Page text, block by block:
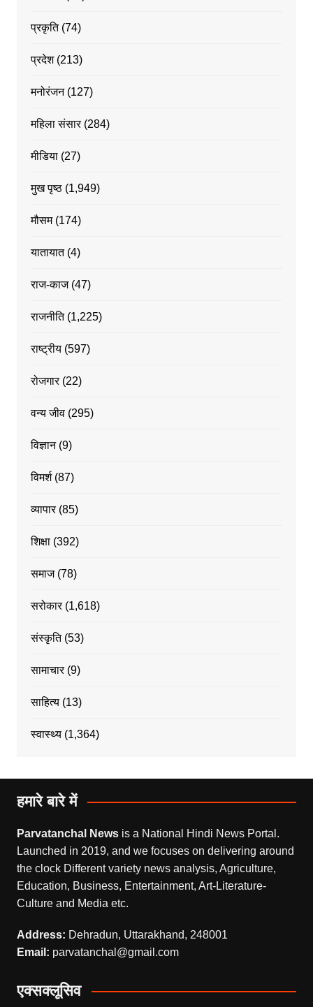
प्रकृति(74)
प्रदेश(213)
मनोरंजन(127)
महिला संसार(284)
मीडिया(27)
मुख पृष्ठ(1,949)
मौसम(174)
यातायात(4)
राज-काज(47)
राजनीति(1,225)
राष्ट्रीय(597)
रोजगार(22)
वन्य जीव(295)
विज्ञान(9)
विमर्श(87)
व्यापार(85)
शिक्षा(392)
समाज(78)
सरोकार(1,618)
संस्कृति(53)
सामाचार(9)
साहित्य(13)
स्वास्थ्य(1,364)
हमारे बारे में
Parvatanchal Newsis a National Hindi News Portal.
Launched in 2019, and we focuses on delivering around
the clock Different variety news analysis, Agriculture,
Education, Business, Entertainment, Art-Literature-
Culture and Media etc.
Address: Dehradun, Uttarakhand, 248001
Email: parvatanchal@gmail.com
एक्सक्लूसिव